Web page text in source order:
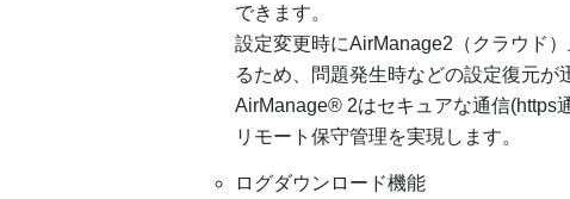
できます。
設定変更時にAirManage2（クラウド
るため、問題発生時などの設定復元が
AirManage® 2はセキュアな通信(https
リモート保守管理を実現します。
ログダウンロード機能